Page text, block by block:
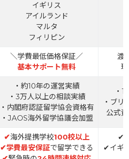
イギリス
アイルランド
マルタ
フィリピン
＼学費最低価格保証／
基本サポート無料
渡
・約10年の運営実績
・3万人以上の相談実績
・内閣府認証留学協会資格有
・JAOS海外留学協議会加盟
・
・ブリ
公式
✔海外提携学校100校以上
✔学費最安保証で留学できる
✔
✔イギ